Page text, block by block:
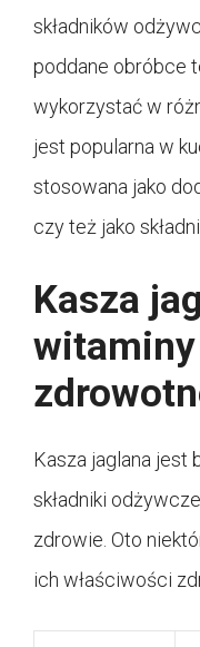
składników
poddane obróbce
wykorzystać w
jest popularna w
stosowana jako
czy też jako
Kasza
witaminy
Kasza jaglana jest
składniki
zdrowie. Oto
ich właściwości